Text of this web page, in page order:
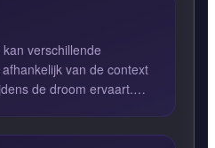
verschillende
van de context
de droom ervaart.